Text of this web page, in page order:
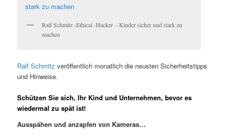
Ralf Schmitz -Ethical -Hacker – Kinder sicher und stark zu
machen
Ralf Schmitz veröffentlich monatlich die neusten Sicherheitstipps
und Hinweise.
Schützen Sie sich, Ihr Kind und Unternehmen, bevor es
wiedermal zu spät ist!
Ausspähen und anzapfen von Kameras…